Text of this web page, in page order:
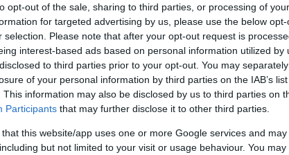
opt-out of the sale, sharing to third parties, or processing of
for targeted advertising by us, please use the below
selection. Please note that after your opt-out request is
interest-based ads based on personal information utilized by
to third parties prior to your opt-out. You may
of your personal information by third parties on the IAB’s
This information may also be disclosed by us to third parties on
Participants that may further disclose it to other third parties.
that this website/app uses one or more Google services and
but not limited to your visit or usage behaviour. You
στην παρουσίαση του
κόσμου στο γήπεδο
(video)
Skin dysmorphia: Όταν
«τέλειο» δέρμα
ψυχικής υγείας